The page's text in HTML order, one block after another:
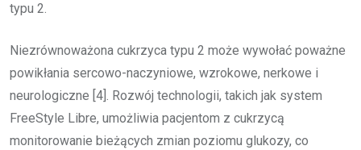
typu 2.
Niezrównoważona cukrzyca typu 2 może wywołać poważne
powikłania sercowo-naczyniowe, wzrokowe, nerkowe i
neurologiczne [4]. Rozwój technologii, takich jak system
FreeStyle Libre, umożliwia pacjentom z cukrzycą
monitorowanie bieżących zmian poziomu glukozy, co